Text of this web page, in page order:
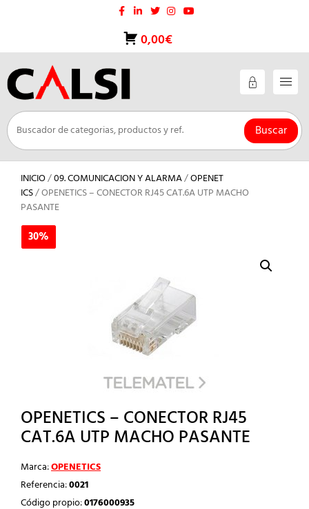
0,00€
Buscar
INICIO/09. COMUNICACION Y ALARMA/OPENET
ICS/ OPENETICS – CONECTOR RJ45 CAT.6A UTP MACHO
PASANTE
30%
OPENETICS – CONECTOR RJ45
CAT.6A UTP MACHO PASANTE
Marca:OPENETICS
Referencia:0021
Código propio:0176000935
30%